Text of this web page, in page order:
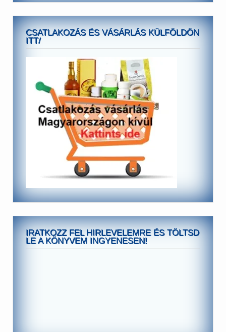
CSATLAKOZÁS ÉS VÁSÁRLÁS KÜLFÖLDÖN
ITT/
IRATKOZZ FEL HIRLEVELEMRE ÉS TÖLTSD
LE A KÖNYVEM INGYENESEN!